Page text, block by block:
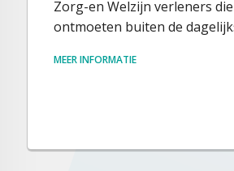
Zorg-en Welzijn verleners
ontmoeten buiten de
MEER INFORMATIE